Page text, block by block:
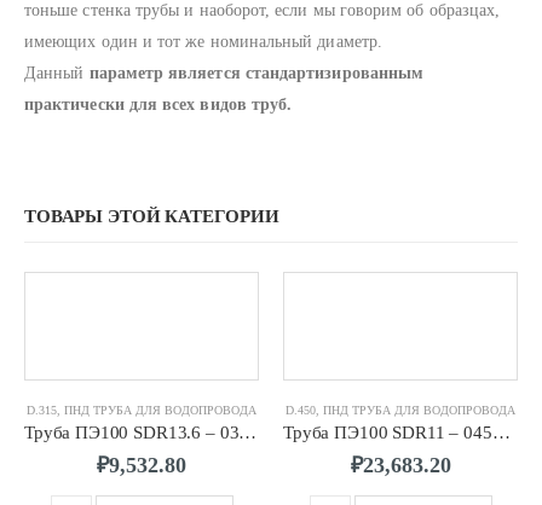
тоньше стенка трубы и наоборот, если мы говорим об образцах,
имеющих один и тот же номинальный диаметр.
Данный параметр является стандартизированным
практически для всех видов труб.
ТОВАРЫ ЭТОЙ КАТЕГОРИИ
D.315, ПНД ТРУБА ДЛЯ ВОДОПРОВОДА
Труба ПЭ100 SDR13.6 – 0315 х 23,2
₽9,532.80
D.450, ПНД ТРУБА ДЛЯ ВОДОПРОВОДА
Труба ПЭ100 SDR11 – 0450 х 40,9
₽23,683.20